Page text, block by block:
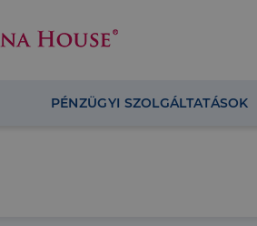
PÉNZÜGYI SZOLGÁLTATÁSOK